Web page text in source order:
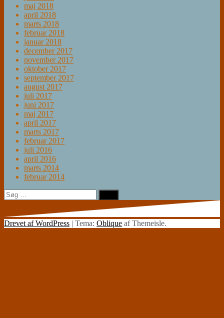
maj 2018
april 2018
marts 2018
februar 2018
januar 2018
december 2017
november 2017
oktober 2017
september 2017
august 2017
juli 2017
juni 2017
maj 2017
april 2017
marts 2017
februar 2017
juli 2016
april 2016
marts 2014
februar 2014
Søg
efter:
Drevet af WordPress | Tema: Oblique af Themeisle.